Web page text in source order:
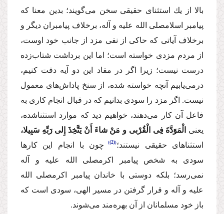
بالا از یك استثنای حقیقی سخن می‌گویند؛ بدین معنا كه
پیامبر اسلامصلی الله علیه و آله، برخلاف پیامبران دیگر و
برخلاف آیاتی كه حاكی از نفی مزد از جانب خود اوست،
از مردم مزدی خواسته‌ است؛ اما این برداشت شتاب‌زده
درست نیست؛ زیرا اگر در مفاد این دو آیه دقت كنیم،
درمی‌یابیم آنچه خواسته شده، از سنخ پاداش‌های معمول
نیست. اگر مزد را سودی بدانیم كه در قبال انجام كاری به
فاعل آن كار می‌دهند، خواهیم دید كه موارد استثناشده،
یعنی
الْمَوَدَّةَ فِی الْقُرْبی و مَنْ شاءَ أَنْ یَتَّخِذَ إِلی رَبِّهِ سَبِیلا،
استثناهای حقیقی نیستند؛ (2)
چون با انجام این كارها
سودی به شخص پیامبر اكرمصلی الله علیه و آله
نمی‌رسد؛ بلكه دوستی با خاندان پیامبر اكرمصلی الله
علیه و آله و قرار گرفتن در مسیر الهی، سودی است كه
باز خود مسلمانان از آن بهره‌مند می‌شوند.